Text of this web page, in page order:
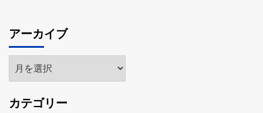
アーカイブ
ア
ー
イ
カテゴリー